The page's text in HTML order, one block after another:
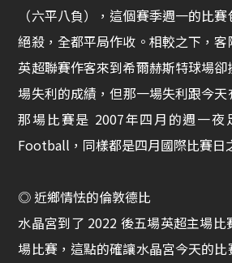
（六平八負），這個賽季週一的比
絕殺，全都平局作收。相較之下，
英超聯賽作客來到希爾赫斯特球場
場失利的成績，但那一場失利跟今
那場比賽是 2007年四月的週一夜
Football，同樣都是四月國際比賽日
◎ 近鄉情怯的倫敦德比
水晶宮到了 2022 後五場英超主場
場比賽，這點的確讓水晶宮今天的